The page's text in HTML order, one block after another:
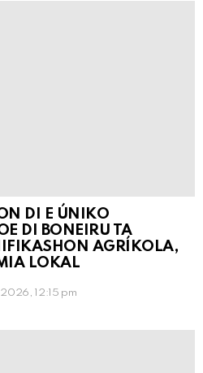
DI E ÚNIKO
DI BONEIRU TA
AGRÍKOLA,
LOKAL
2026, 12:15 pm